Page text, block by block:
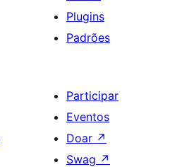
Plugins
Padrões
Participar
Eventos
Doar ↗
Swag ↗